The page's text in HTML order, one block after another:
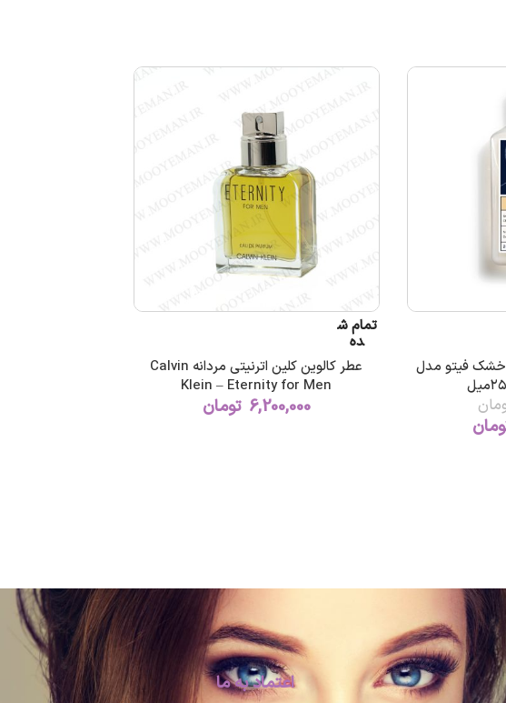
خشک فیتو مدل
تمام ش
ده
عطر کالوین کلین اترنیتی مردانه Calvin
Klein – Eternity for Men
6,200,000 تومان
اعتماد به ما